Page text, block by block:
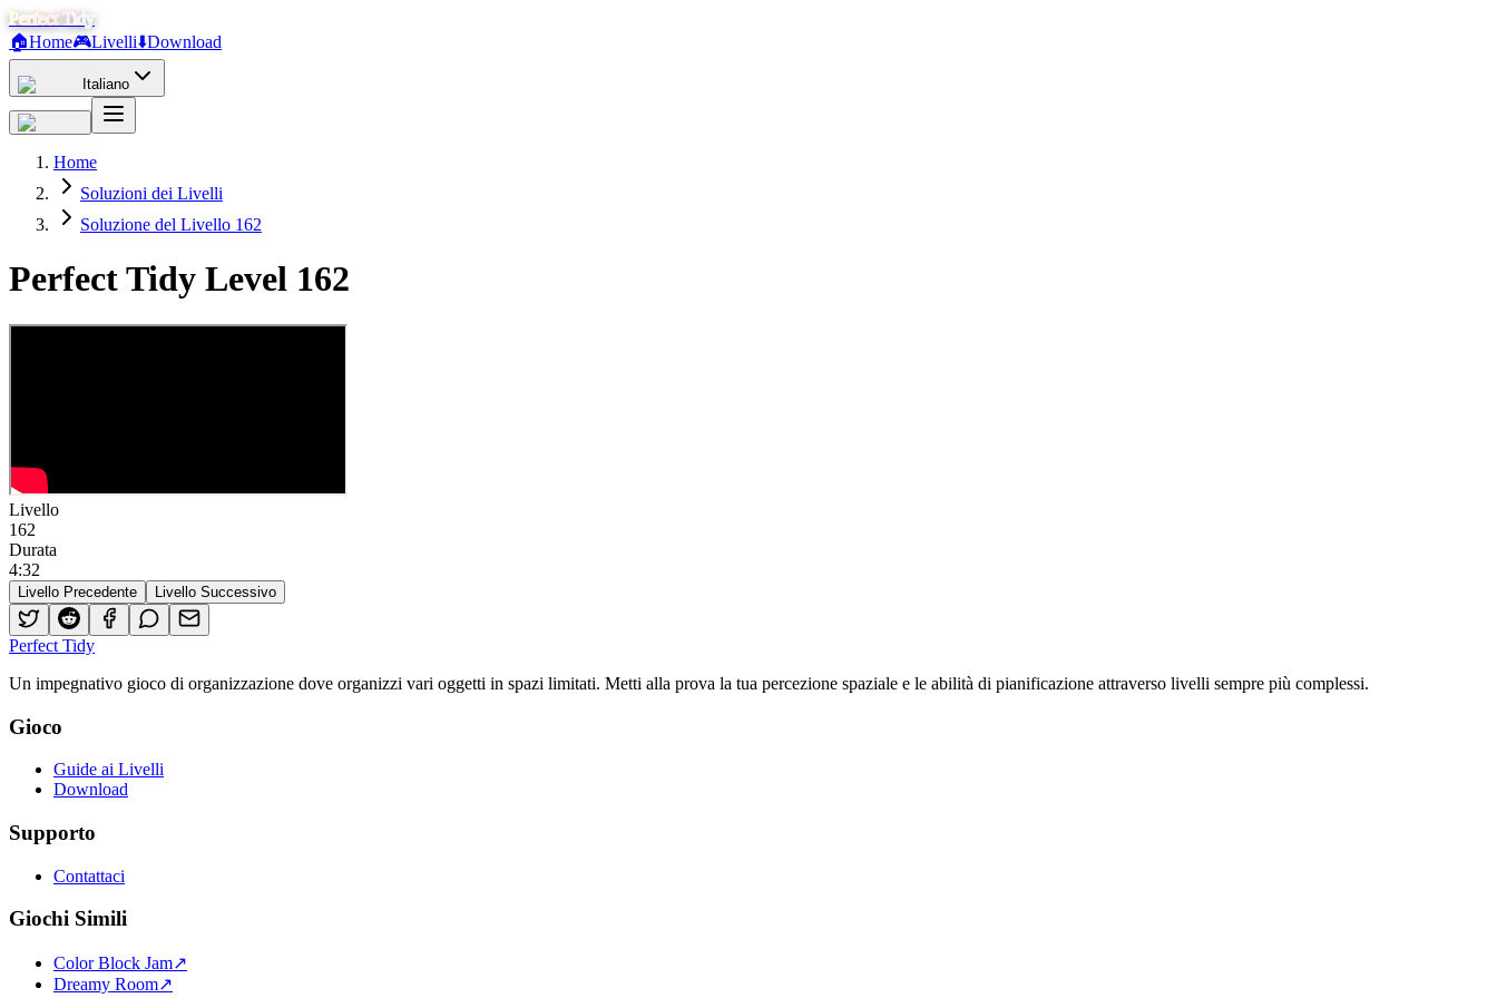
Perfect Tidy
🏠Home🎮Livelli⬇️Download
Italiano
Home
Soluzioni dei Livelli
Soluzione del Livello 162
Perfect Tidy Level 162
Livello
162
Durata
4:32
Livello Precedente Livello Successivo
Perfect Tidy
Un impegnativo gioco di organizzazione dove organizzi vari oggetti in spazi limitati. Metti alla prova la tua percezione spaziale e le abilità di pianificazione attraverso livelli sempre più complessi.
Gioco
Guide ai Livelli
Download
Supporto
Contattaci
Giochi Simili
Color Block Jam↗️
Dreamy Room↗️